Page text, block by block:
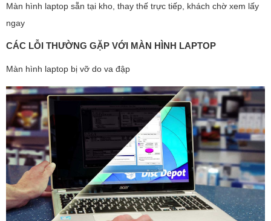
Màn hình laptop sẵn tại kho, thay thế trực tiếp, khách chờ xem lấy
ngay
CÁC LỖI THƯỜNG GẶP VỚI MÀN HÌNH LAPTOP
Màn hình laptop bị vỡ do va đập